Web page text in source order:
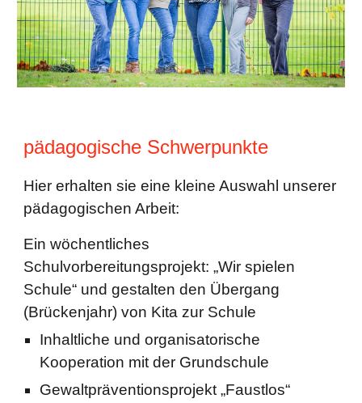
pädagogische Schwerpunkte
Hier erhalten sie eine kleine Auswahl unserer
pädagogischen Arbeit:
Ein wöchentliches
Schulvorbereitungsprojekt: „Wir spielen
Schule“ und gestalten den Übergang
(Brückenjahr) von Kita zur Schule
Inhaltliche und organisatorische
Kooperation mit der Grundschule
Gewaltpräventionsprojekt „Faustlos“